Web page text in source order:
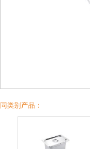
同类别产品：